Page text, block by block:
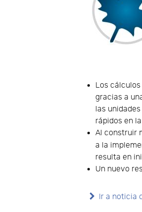
Los
gracias a
las
rápidos en
Al construir
a la
resulta en
Un nuevo
Ir a noticia